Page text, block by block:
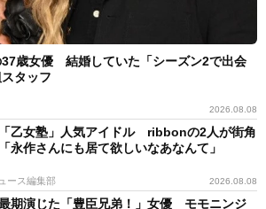
37歳女優 結婚していた「シーズン2で出会
タッフ
2026.08.08
乙女塾」人気アイドル ribbonの2人が街角
永作さんにも居て欲しいなあなんて」
ース編集部 2026.08.08
期演じた「豊臣兄弟！」女優 モモニンジ